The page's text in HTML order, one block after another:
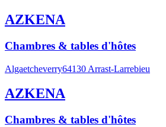
AZKENA
Chambres & tables d'hôtes
Algaetcheverry64130 Arrast-Larrebieu
AZKENA
Chambres & tables d'hôtes